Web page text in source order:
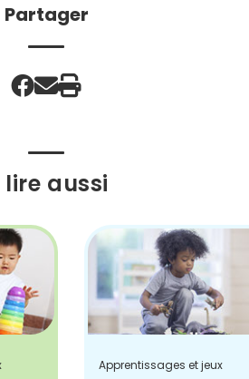
Partager
lire aussi
Apprentissages et jeux